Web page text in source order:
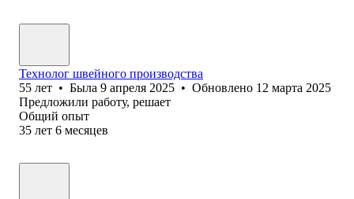
Технолог швейного производства
55 лет • Была 9 апреля 2025 • Обновлено 12 марта 2025
Предложили работу, решает
Общий опыт
35 лет 6 месяцев